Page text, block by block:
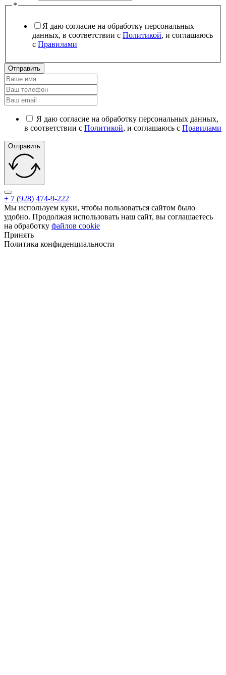
*
Я даю согласие на обработку персональных
данных, в соответствии с Политикой, и соглашаюсь
с Правилами
Отправить
Я даю согласие на обработку персональных данных,
в соответствии с Политикой, и соглашаюсь с Правилами
Отправить
+ 7 (928) 474-9-222
Мы используем куки, чтобы пользоваться сайтом было
удобно. Продолжая использовать наш сайт, вы соглашаетесь
на обработку файлов cookie
Принять
Политика конфиденциальности